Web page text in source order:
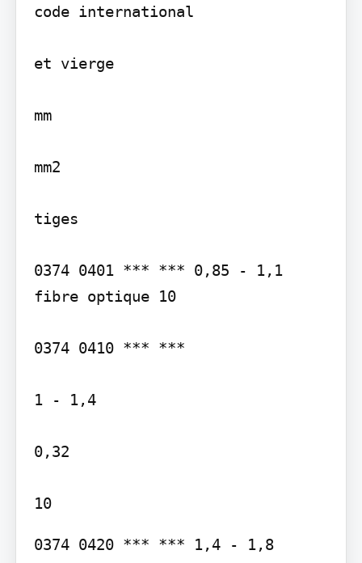
code international
et vierge
mm
mm2
tiges
0374 0401 *** *** 0,85 - 1,1
fibre optique 10
0374 0410 *** ***
1 - 1,4
0,32
10
0374 0420 *** *** 1,4 - 1,8